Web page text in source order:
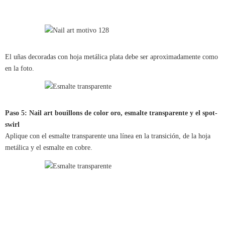
El uñas decoradas con hoja metálica plata debe ser aproximadamente como
en la foto.
Paso 5: Nail art bouillons de color oro, esmalte transparente y el spot-
swirl
Aplique con el esmalte transparente una línea en la transición, de la hoja
metálica y el esmalte en cobre.